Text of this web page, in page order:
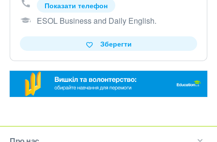
Показати телефон
ESOL Business and Daily English.
Зберегти